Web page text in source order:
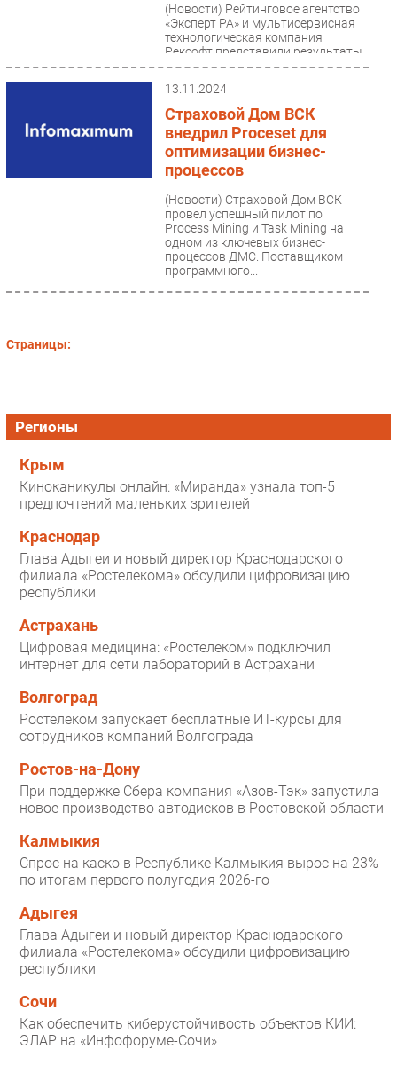
(Новости) Рейтинговое агентство
«Эксперт РА» и мультисервисная
технологическая компания
Рексофт представили результаты
совместного обзора «Инновации...
13.11.2024
Страховой Дом ВСК
внедрил Proceset для
оптимизации бизнес-
процессов
(Новости) Страховой Дом ВСК
провел успешный пилот по
Process Mining и Task Mining на
одном из ключевых бизнес-
процессов ДМС. Поставщиком
программного...
Страницы:
Регионы
Крым
Киноканикулы онлайн: «Миранда» узнала топ-5
предпочтений маленьких зрителей
Краснодар
Глава Адыгеи и новый директор Краснодарского
филиала «Ростелекома» обсудили цифровизацию
республики
Астрахань
Цифровая медицина: «Ростелеком» подключил
интернет для сети лабораторий в Астрахани
Волгоград
Ростелеком запускает бесплатные ИТ-курсы для
сотрудников компаний Волгограда
Ростов-на-Дону
При поддержке Сбера компания «Азов-Тэк» запустила
новое производство автодисков в Ростовской области
Калмыкия
Спрос на каско в Республике Калмыкия вырос на 23%
по итогам первого полугодия 2026-го
Адыгея
Глава Адыгеи и новый директор Краснодарского
филиала «Ростелекома» обсудили цифровизацию
республики
Сочи
Как обеспечить киберустойчивость объектов КИИ:
ЭЛАР на «Инфофоруме-Сочи»